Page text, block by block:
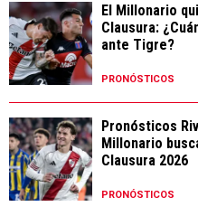
El Millonario
Clausura:
ante Tigre?
PRONÓSTICOS
Pronósticos
Millonario
Clausura 2026
PRONÓSTICOS